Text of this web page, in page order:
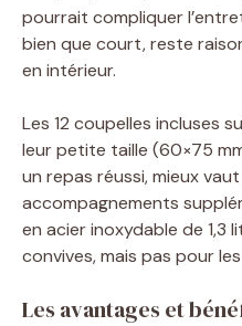
pourrait compliquer
bien que court, reste
en intérieur.
Les 12 coupelles incluses
leur petite taille (60×75
un repas réussi, mieux
accompagnements
en acier inoxydable de 1,3
convives, mais pas pour
Les avantages et